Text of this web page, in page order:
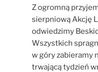
Z ogromną
sierpniową Akcję
odwiedzimy
Wszystkich
w góry zabieramy
trwającą tydzień